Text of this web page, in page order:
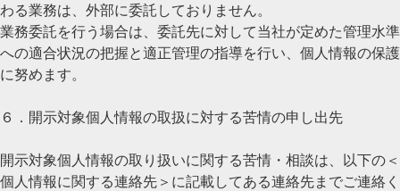
わる業務は、外部に委託しておりません。
業務委託を行う場合は、委託先に対して当社が定めた管理水準
への適合状況の把握と適正管理の指導を行い、個人情報の保護
に努めます。
６．開示対象個人情報の取扱に対する苦情の申し出先
開示対象個人情報の取り扱いに関する苦情・相談は、以下の＜
個人情報に関する連絡先＞に記載してある連絡先までご連絡く